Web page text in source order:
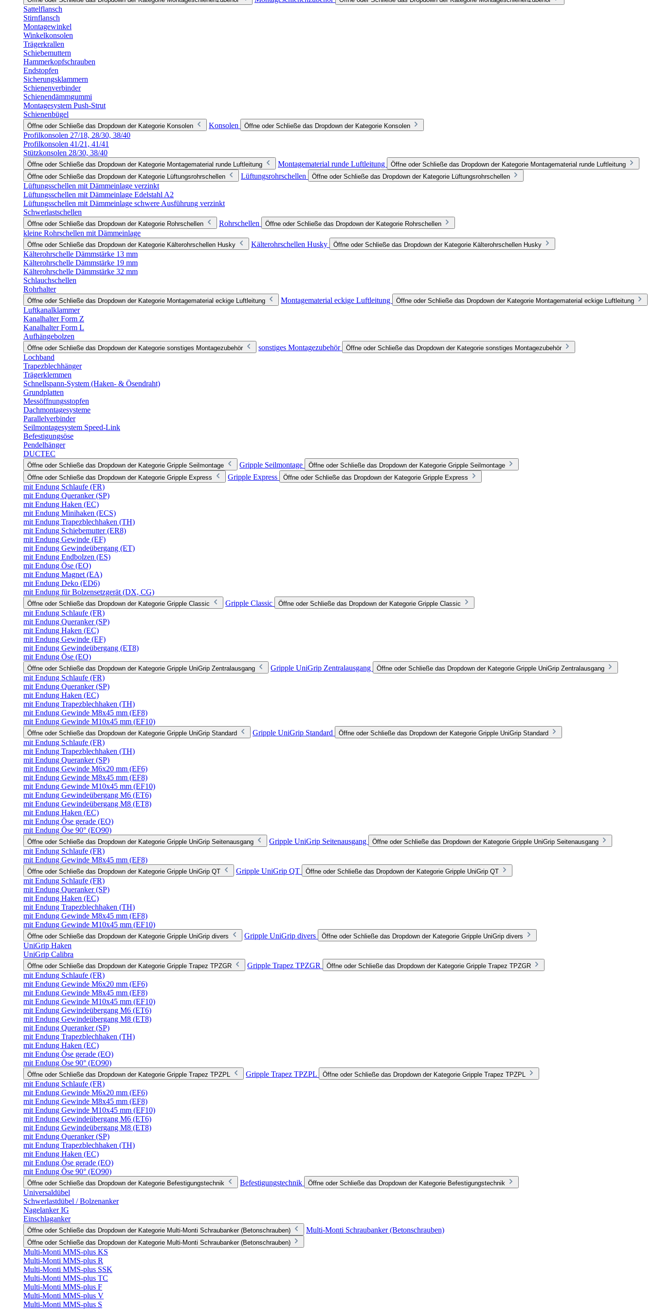
Sattelflansch
Stirnflansch
Montagewinkel
Winkelkonsolen
Trägerkrallen
Schiebemuttern
Hammerkopfschrauben
Endstopfen
Sicherungsklammern
Schienenverbinder
Schienendämmgummi
Montagesystem Push-Strut
Schienenbügel
Öffne oder Schließe das Dropdown der Kategorie Konsolen Konsolen Öffne oder Schließe das Dropdown der Kategorie Konsolen
Profilkonsolen 27/18, 28/30, 38/40
Profilkonsolen 41/21, 41/41
Stützkonsolen 28/30, 38/40
Öffne oder Schließe das Dropdown der Kategorie Montagematerial runde Luftleitung Montagematerial runde Luftleitung
Öffne oder Schließe das Dropdown der Kategorie Montagematerial runde Luftleitung
Öffne oder Schließe das Dropdown der Kategorie Lüftungsrohrschellen
Lüftungsrohrschellen Öffne oder Schließe das Dropdown der Kategorie Lüftungsrohrschellen
Lüftungsschellen mit Dämmeinlage verzinkt
Lüftungsschellen mit Dämmeinlage Edelstahl A2
Lüftungsschellen mit Dämmeinlage schwere Ausführung verzinkt
Schwerlastschellen
Öffne oder Schließe das Dropdown der Kategorie Rohrschellen Rohrschellen Öffne oder Schließe das Dropdown der Kategorie Rohrschellen
kleine Rohrschellen mit Dämmeinlage
Öffne oder Schließe das Dropdown der Kategorie Kälterohrschellen Husky Kälterohrschellen Husky Öffne oder Schließe das Dropdown der Kategorie Kälterohrschellen Husky
Kälterohrschelle Dämmstärke 13 mm
Kälterohrschelle Dämmstärke 19 mm
Kälterohrschelle Dämmstärke 32 mm
Schlauchschellen
Rohrhalter
Öffne oder Schließe das Dropdown der Kategorie Montagematerial eckige Luftleitung Montagematerial eckige Luftleitung Öffne oder Schließe das Dropdown der Kategorie Montagematerial eckige Luftleitung
Luftkanalklammer
Kanalhalter Form Z
Kanalhalter Form L
Aufhängebolzen
Öffne oder Schließe das Dropdown der Kategorie sonstiges Montagezubehör sonstiges Montagezubehör Öffne oder Schließe das Dropdown der Kategorie sonstiges Montagezubehör
Lochband
Trapezblechhänger
Trägerklemmen
Schnellspann-System (Haken- & Ösendraht)
Grundplatten
Messöffnungsstopfen
Dachmontagesysteme
Parallelverbinder
Seilmontagesystem Speed-Link
Befestigungsöse
Pendelhänger
DUCTEC
Öffne oder Schließe das Dropdown der Kategorie Gripple Seilmontage Gripple Seilmontage
Öffne oder Schließe das Dropdown der Kategorie Gripple Seilmontage
Öffne oder Schließe das Dropdown der Kategorie Gripple Express
Gripple Express Öffne oder Schließe das Dropdown der Kategorie Gripple Express
mit Endung Schlaufe (FR)
mit Endung Queranker (SP)
mit Endung Haken (EC)
mit Endung Minihaken (ECS)
mit Endung Trapezblechhaken (TH)
mit Endung Schiebemutter (ER8)
mit Endung Gewinde (EF)
mit Endung Gewindeübergang (ET)
mit Endung Endbolzen (ES)
mit Endung Öse (EO)
mit Endung Magnet (EA)
mit Endung Deko (ED6)
mit Endung für Bolzensetzgerät (DX, CG)
Öffne oder Schließe das Dropdown der Kategorie Gripple Classic Gripple Classic Öffne oder Schließe das Dropdown der Kategorie Gripple Classic
mit Endung Schlaufe (FR)
mit Endung Queranker (SP)
mit Endung Haken (EC)
mit Endung Gewinde (EF)
mit Endung Gewindeübergang (ET8)
mit Endung Öse (EO)
Öffne oder Schließe das Dropdown der Kategorie Gripple UniGrip Zentralausgang Gripple UniGrip Zentralausgang Öffne oder Schließe das Dropdown der Kategorie Gripple UniGrip Zentralausgang
mit Endung Schlaufe (FR)
mit Endung Queranker (SP)
mit Endung Haken (EC)
mit Endung Trapezblechhaken (TH)
mit Endung Gewinde M8x45 mm (EF8)
mit Endung Gewinde M10x45 mm (EF10)
Öffne oder Schließe das Dropdown der Kategorie Gripple UniGrip Standard Gripple UniGrip Standard Öffne oder Schließe das Dropdown der Kategorie Gripple UniGrip Standard
mit Endung Schlaufe (FR)
mit Endung Trapezblechhaken (TH)
mit Endung Queranker (SP)
mit Endung Gewinde M6x20 mm (EF6)
mit Endung Gewinde M8x45 mm (EF8)
mit Endung Gewinde M10x45 mm (EF10)
mit Endung Gewindeübergang M6 (ET6)
mit Endung Gewindeübergang M8 (ET8)
mit Endung Haken (EC)
mit Endung Öse gerade (EO)
mit Endung Öse 90° (EO90)
Öffne oder Schließe das Dropdown der Kategorie Gripple UniGrip Seitenausgang Gripple UniGrip Seitenausgang Öffne oder Schließe das Dropdown der Kategorie Gripple UniGrip Seitenausgang
mit Endung Schlaufe (FR)
mit Endung Gewinde M8x45 mm (EF8)
Öffne oder Schließe das Dropdown der Kategorie Gripple UniGrip QT Gripple UniGrip QT Öffne oder Schließe das Dropdown der Kategorie Gripple UniGrip QT
mit Endung Schlaufe (FR)
mit Endung Queranker (SP)
mit Endung Haken (EC)
mit Endung Trapezblechhaken (TH)
mit Endung Gewinde M8x45 mm (EF8)
mit Endung Gewinde M10x45 mm (EF10)
Öffne oder Schließe das Dropdown der Kategorie Gripple UniGrip divers Gripple UniGrip divers Öffne oder Schließe das Dropdown der Kategorie Gripple UniGrip divers
UniGrip Haken
UniGrip Calibra
Öffne oder Schließe das Dropdown der Kategorie Gripple Trapez TPZGR Gripple Trapez TPZGR Öffne oder Schließe das Dropdown der Kategorie Gripple Trapez TPZGR
mit Endung Schlaufe (FR)
mit Endung Gewinde M6x20 mm (EF6)
mit Endung Gewinde M8x45 mm (EF8)
mit Endung Gewinde M10x45 mm (EF10)
mit Endung Gewindeübergang M6 (ET6)
mit Endung Gewindeübergang M8 (ET8)
mit Endung Queranker (SP)
mit Endung Trapezblechhaken (TH)
mit Endung Haken (EC)
mit Endung Öse gerade (EO)
mit Endung Öse 90° (EO90)
Öffne oder Schließe das Dropdown der Kategorie Gripple Trapez TPZPL Gripple Trapez TPZPL Öffne oder Schließe das Dropdown der Kategorie Gripple Trapez TPZPL
mit Endung Schlaufe (FR)
mit Endung Gewinde M6x20 mm (EF6)
mit Endung Gewinde M8x45 mm (EF8)
mit Endung Gewinde M10x45 mm (EF10)
mit Endung Gewindeübergang M6 (ET6)
mit Endung Gewindeübergang M8 (ET8)
mit Endung Queranker (SP)
mit Endung Trapezblechhaken (TH)
mit Endung Haken (EC)
mit Endung Öse gerade (EO)
mit Endung Öse 90° (EO90)
Öffne oder Schließe das Dropdown der Kategorie Befestigungstechnik Befestigungstechnik Öffne oder Schließe das Dropdown der Kategorie Befestigungstechnik
Universaldübel
Schwerlastdübel / Bolzenanker
Nagelanker IG
Einschlaganker
Öffne oder Schließe das Dropdown der Kategorie Multi-Monti Schraubanker (Betonschrauben) Multi-Monti Schraubanker (Betonschrauben)
Öffne oder Schließe das Dropdown der Kategorie Multi-Monti Schraubanker (Betonschrauben)
Multi-Monti MMS-plus KS
Multi-Monti MMS-plus R
Multi-Monti MMS-plus SSK
Multi-Monti MMS-plus TC
Multi-Monti MMS-plus F
Multi-Monti MMS-plus V
Multi-Monti MMS-plus S